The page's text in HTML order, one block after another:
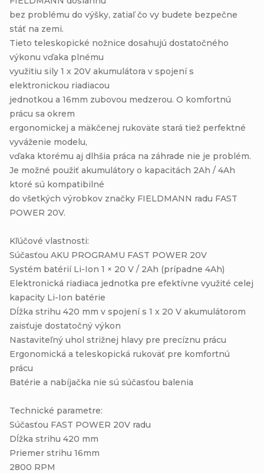
bez problému do výšky, zatiaľ čo vy budete bezpečne
stáť na zemi.
Tieto teleskopické nožnice dosahujú dostatočného
výkonu vďaka plnému
využitiu sily 1 x 20V akumulátora v spojení s
elektronickou riadiacou
jednotkou a 16mm zubovou medzerou. O komfortnú
prácu sa okrem
ergonomickej a mäkčenej rukoväte stará tiež perfektné
vyváženie modelu,
vďaka ktorému aj dlhšia práca na záhrade nie je problém.
Je možné použiť akumulátory o kapacitách 2Ah / 4Ah
ktoré sú kompatibilné
do všetkých výrobkov značky FIELDMANN radu FAST
POWER 20V.
Kľúčové vlastnosti:
Súčasťou AKU PROGRAMU FAST POWER 20V
Systém batérií Li-Ion 1 × 20 V / 2Ah (prípadne 4Ah)
Elektronická riadiaca jednotka pre efektívne využité celej
kapacity Li-Ion batérie
Dĺžka strihu 420 mm v spojení s 1 x 20 V akumulátorom
zaisťuje dostatočný výkon
Nastaviteľný uhol strižnej hlavy pre precíznu prácu
Ergonomická a teleskopická rukoväť pre komfortnú
prácu
Batérie a nabíjačka nie sú súčasťou balenia
Technické parametre:
Súčasťou FAST POWER 20V radu
Dĺžka strihu 420 mm
Priemer strihu 16mm
2800 RPM